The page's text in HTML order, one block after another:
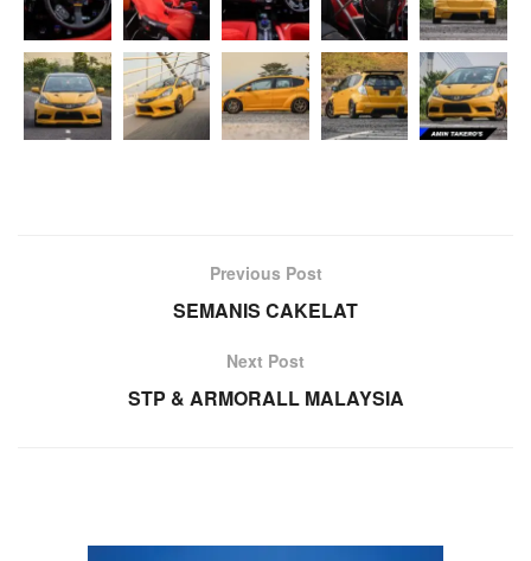
Previous Post
SEMANIS CAKELAT
Next Post
STP & ARMORALL MALAYSIA